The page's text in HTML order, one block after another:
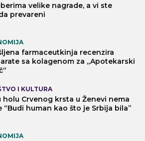
velike nagrade, a vi ste
prevareni
farmaceutkinja recenzira
sa kolagenom za „Apotekarski
I KULTURA
holu Crvenog krsta u Ženevi nema
“Budi human kao što je Srbija bila”